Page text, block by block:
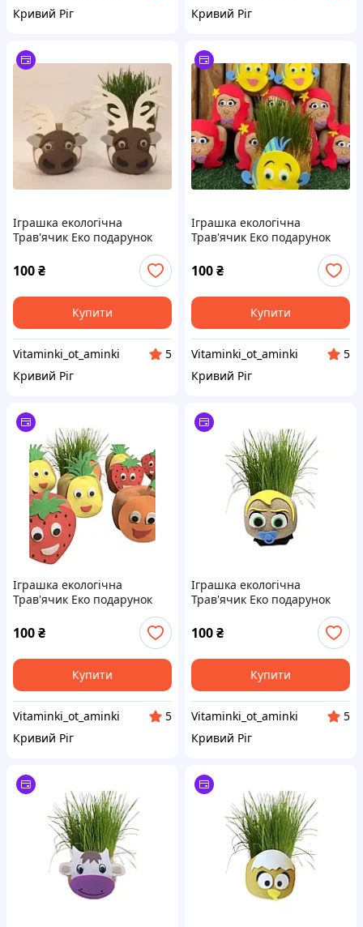
Кривий Ріг
Кривий Ріг
Іграшка екологічна
Трав'ячик Еко подарунок
100₴
Купити
Vitaminki_ot_aminki
5
Кривий Ріг
Іграшка екологічна
Трав'ячик Еко подарунок
100₴
Купити
Vitaminki_ot_aminki
5
Кривий Ріг
Іграшка екологічна
Трав'ячик Еко подарунок
100₴
Купити
Vitaminki_ot_aminki
5
Кривий Ріг
Іграшка екологічна
Трав'ячик Еко подарунок
100₴
Купити
Vitaminki_ot_aminki
5
Кривий Ріг